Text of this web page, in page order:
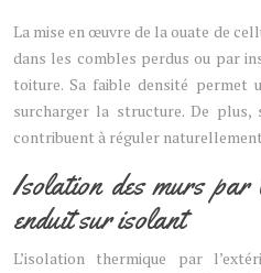
La mise en œuvre de la ouate de
dans les combles perdus ou par
toiture. Sa faible densité permet
surcharger la structure. De plus,
contribuent à réguler
Isolation des murs par
enduit sur isolant
L’isolation thermique par